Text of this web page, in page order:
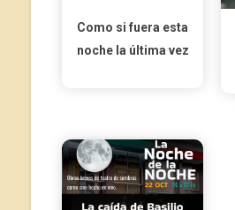
Como si fuera esta
noche la última vez